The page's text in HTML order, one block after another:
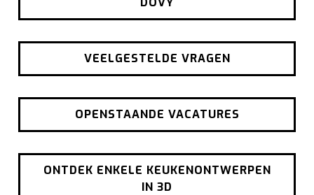
VEELGESTELDE VRAGEN
OPENSTAANDE VACATURES
ONTDEK ENKELE KEUKENONTWERPEN
IN 3D